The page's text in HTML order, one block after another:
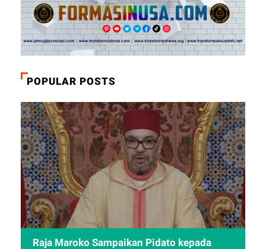
POPULAR POSTS
Raja Maroko Sampaikan Pidato kepada